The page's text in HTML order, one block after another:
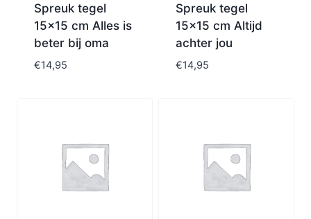
Spreuk tegel
15×15 cm Alles is
beter bij oma
€14,95
Spreuk tegel
15×15 cm Altijd
achter jou
€14,95